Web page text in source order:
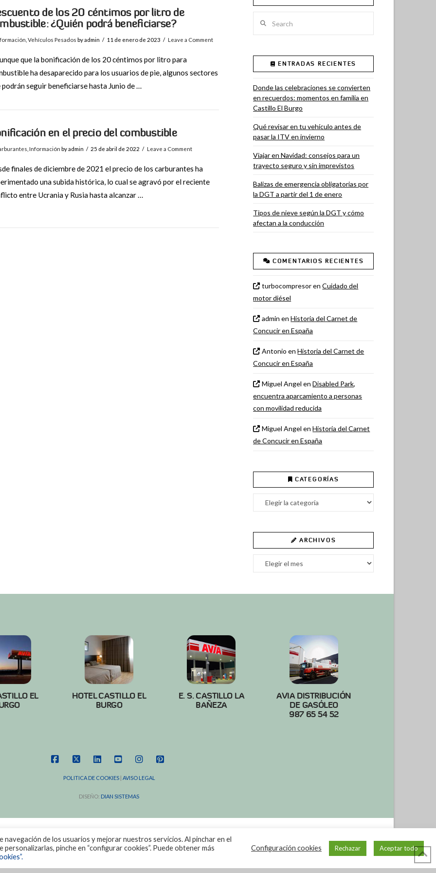
de los 20 céntimos por litro de
¿Quién podrá beneficiarse?
Vehículos Pesados by admin 11 de enero de 2023 Leave a Comment
que la bonificación de los 20 céntimos por litro para
ha desaparecido para los usuarios de pie, algunos sectores
podrán seguir beneficiarse hasta Junio de …
en el precio del combustible
Información by admin 25 de abril de 2022 Leave a Comment
finales de diciembre de 2021 el precio de los carburantes ha
una subida histórica, lo cual se agravó por el reciente
entre Ucrania y Rusia hasta alcanzar …
ENTRADAS RECIENTES
Donde las celebraciones se convierten
en recuerdos: momentos en familia en
Castillo El Burgo
Qué revisar en tu vehículo antes de
pasar la ITV en invierno
Viajar en Navidad: consejos para un
trayecto seguro y sin imprevistos
Balizas de emergencia obligatorias por
la DGT a partir del 1 de enero
Tipos de nieve según la DGT y cómo
afectan a la conducción
COMENTARIOS RECIENTES
turbocompresorenCuidado del
motor diésel
admin enHistoria del Carnet de
Concucir en España
Antonio enHistoria del Carnet de
Concucir en España
Miguel Angel enDisabled Park,
encuentra aparcamiento a personas
con movilidad reducida
Miguel Angel enHistoria del Carnet
de Concucir en España
CATEGORÍAS
Categorías
ARCHIVOS
Archivos
EL
HOTEL CASTILLO EL
BURGO
E. S. CASTILLO LA
BAÑEZA
AVIA DISTRIBUCIÓN
DE GASÓLEO
987 65 54 52
POLITICA DE COOKIES| AVISO LEGAL
DISEÑO: DIAN SISTEMAS
de los usuarios y mejorar nuestros servicios. Al pinchar en el
pinche en “configurar cookies”. Puede obtener más
Configuración cookies Rechazar Aceptar todo